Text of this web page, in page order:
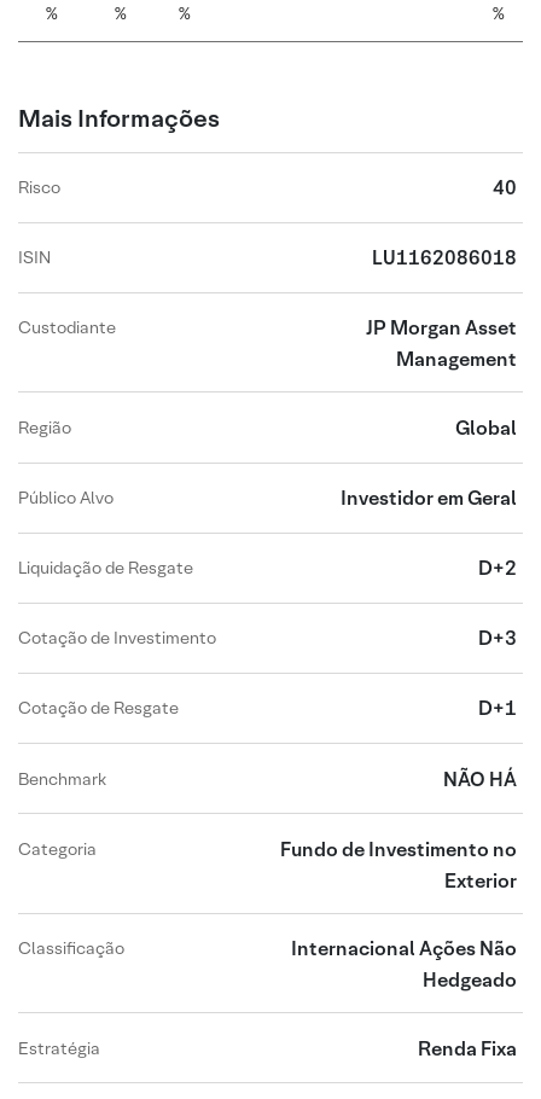
%
%
%
%
Mais Informações
Risco 40
ISIN LU1162086018
Custodiante
JP Morgan Asset
Management
Região Global
Público Alvo Investidor em Geral
Liquidação de Resgate D+2
Cotação de Investimento D+3
Cotação de Resgate D+1
Benchmark NÃO HÁ
Categoria
Fundo de Investimento no
Exterior
Classificação
Internacional Ações Não
Hedgeado
Estratégia Renda Fixa